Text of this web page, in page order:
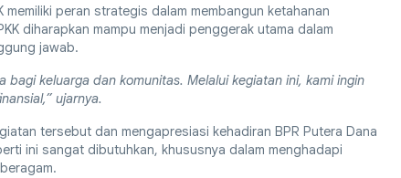
memiliki peran strategis dalam membangun ketahanan
diharapkan mampu menjadi penggerak utama dalam
jawab.
keluarga dan komunitas. Melalui kegiatan ini, kami ingin
ujarnya.
tersebut dan mengapresiasi kehadiran BPR Putera Dana
ini sangat dibutuhkan, khususnya dalam menghadapi